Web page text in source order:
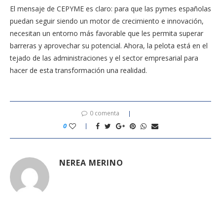
El mensaje de CEPYME es claro: para que las pymes españolas
puedan seguir siendo un motor de crecimiento e innovación,
necesitan un entorno más favorable que les permita superar
barreras y aprovechar su potencial. Ahora, la pelota está en el
tejado de las administraciones y el sector empresarial para
hacer de esta transformación una realidad.
0 comenta
0
NEREA MERINO